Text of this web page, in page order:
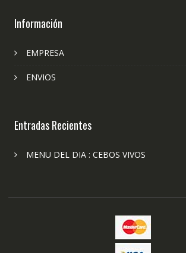
Información
EMPRESA
ENVIOS
Entradas Recientes
MENU DEL DIA : CEBOS VIVOS